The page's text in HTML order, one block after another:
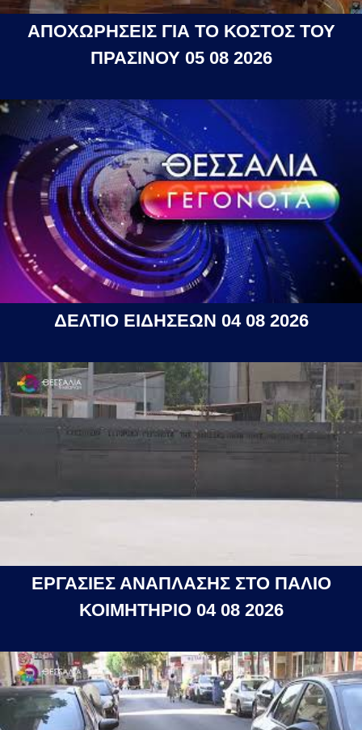
ΑΠΟΧΩΡΗΣΕΙΣ ΓΙΑ ΤΟ ΚΟΣΤΟΣ ΤΟΥ
ΠΡΑΣΙΝΟΥ 05 08 2026
ΔΕΛΤΙΟ ΕΙΔΗΣΕΩΝ 04 08 2026
ΕΡΓΑΣΙΕΣ ΑΝΑΠΛΑΣΗΣ ΣΤΟ ΠΑΛΙΟ
ΚΟΙΜΗΤΗΡΙΟ 04 08 2026